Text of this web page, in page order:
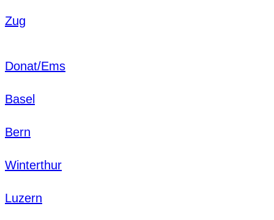
Zug
Donat/Ems
Basel
Bern
Winterthur
Luzern